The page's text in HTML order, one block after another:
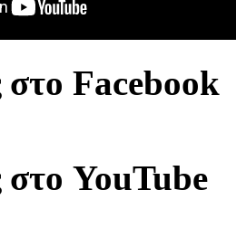
στο Facebook
στο YouTube